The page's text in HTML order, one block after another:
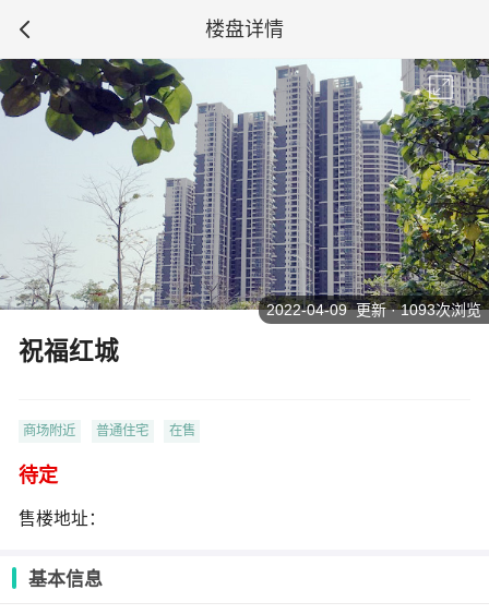
楼盘详情
祝福红城
商场附近 普通住宅 在售
待定
售楼地址：
2022-04-09 更新 · 1093次浏览
基本信息